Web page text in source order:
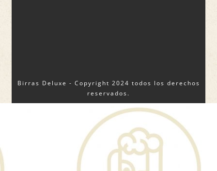
Birras Deluxe - Copyright 2024 todos los derechos
reservados.